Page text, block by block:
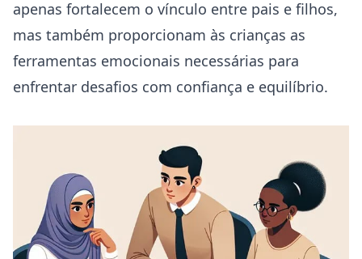
apenas fortalecem o vínculo entre pais e filhos,
mas também proporcionam às crianças as
ferramentas emocionais necessárias para
enfrentar desafios com confiança e equilíbrio.